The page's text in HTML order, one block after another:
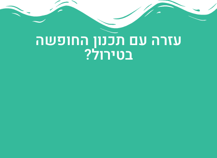
עזרה עם תכנון החופשה
בטירול?